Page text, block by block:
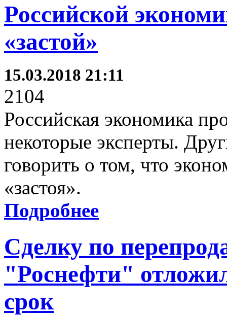
Российской
«застой»
15.03.2018 21:11
2104
Российская экономика
некоторые эксперты.
говорить о том, что
«застоя».
Подробнее
Сделку по
"Роснефти"
срок